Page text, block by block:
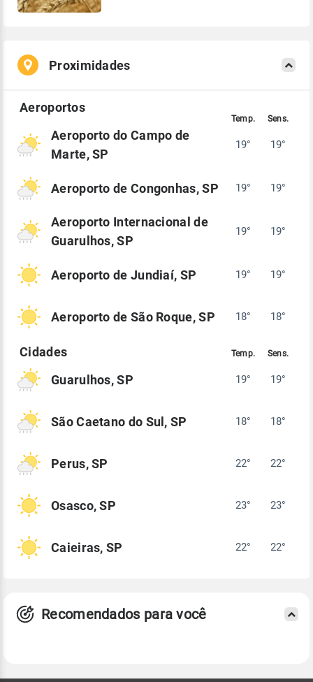
Proximidades
Aeroporto do Campo de
Marte, SP
19° 19°
Aeroporto de Congonhas, SP 19° 19°
Aeroporto Internacional de
Guarulhos, SP
19° 19°
Aeroporto de Jundiaí, SP 19° 19°
Aeroporto de São Roque, SP 18° 18°
Guarulhos, SP 19° 19°
São Caetano do Sul, SP 18° 18°
Perus, SP 22° 22°
Osasco, SP 23° 23°
Caieiras, SP 22° 22°
Recomendados para você